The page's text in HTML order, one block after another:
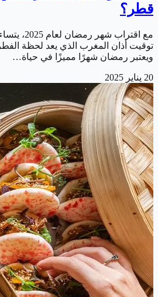
قطر؟
مع اقتراب
توقيت أذان المغرب الذي يعد لحظة
ويعتبر رمضان شهرًا مميزًا في حياة…
20 يناير 2025